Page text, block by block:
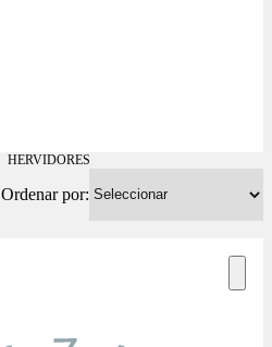
HERVIDORES
Ordenar por: